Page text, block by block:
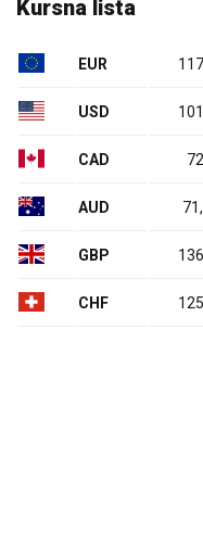
Kursna lista
EUR
USD
CAD
AUD
GBP
CHF